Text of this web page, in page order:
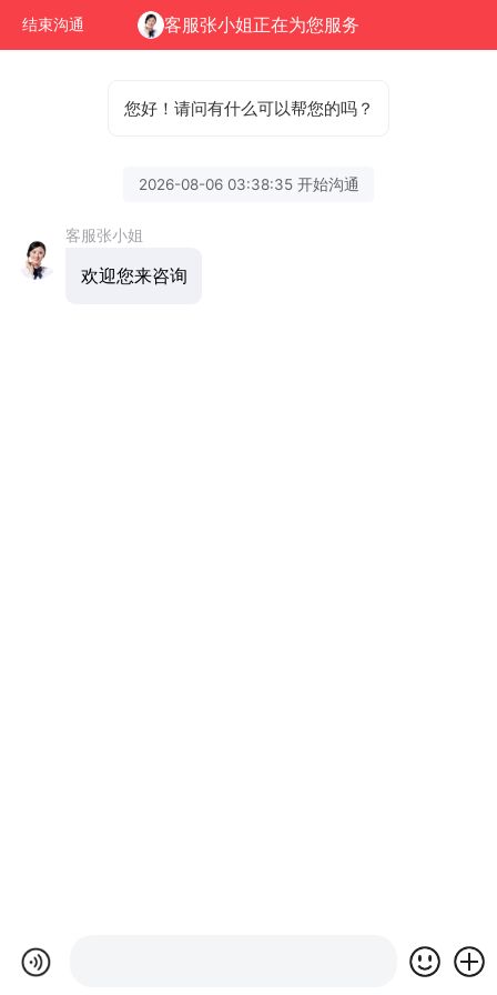
结束沟通 客服张小姐正在为您服务
您好！请问有什么可以帮您的吗？
2026-08-06 03:38:35 开始沟通
客服张小姐
欢迎您来咨询